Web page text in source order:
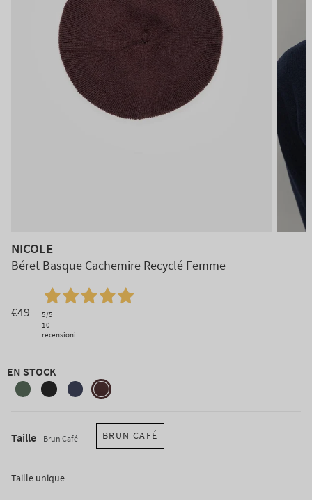
NICOLE
Béret Basque Cachemire Recyclé Femme
€49 5/5
10
recensioni
EN STOCK
vert-
foret
noir-
ardoise
bleu-
mure
brun-
cafe
Taille Brun Café BRUN CAFÉ
Taille unique